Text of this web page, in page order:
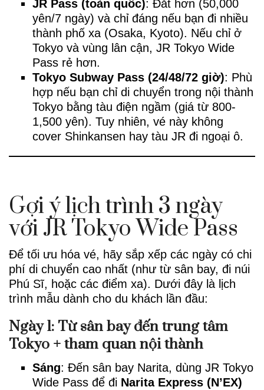
JR Pass (toàn quốc): Đắt hơn (50,000
yên/7 ngày) và chỉ đáng nếu bạn đi nhiều
thành phố xa (Osaka, Kyoto). Nếu chỉ ở
Tokyo và vùng lân cận, JR Tokyo Wide
Pass rẻ hơn.
Tokyo Subway Pass (24/48/72 giờ): Phù
hợp nếu bạn chỉ di chuyển trong nội thành
Tokyo bằng tàu điện ngầm (giá từ 800-
1,500 yên). Tuy nhiên, vé này không
cover Shinkansen hay tàu JR đi ngoại ô.
Gợi ý lịch trình 3 ngày
với JR Tokyo Wide Pass
Để tối ưu hóa vé, hãy sắp xếp các ngày có chi
phí di chuyển cao nhất (như từ sân bay, đi núi
Phú Sĩ, hoặc các điểm xa). Dưới đây là lịch
trình mẫu dành cho du khách lần đầu:
Ngày 1: Từ sân bay đến trung tâm
Tokyo + tham quan nội thành
Sáng: Đến sân bay Narita, dùng JR Tokyo
Wide Pass để đi Narita Express (N’EX)